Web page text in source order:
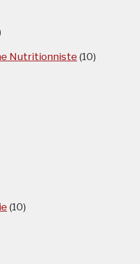
Nutritionniste (10)
(10)